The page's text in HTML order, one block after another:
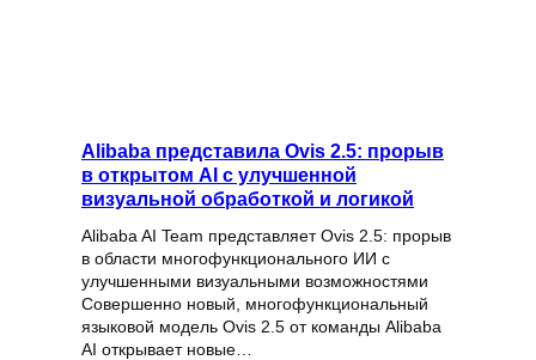
Alibaba представила Ovis 2.5: прорыв
в открытом AI с улучшенной
визуальной обработкой и логикой
Alibaba AI Team представляет Ovis 2.5: прорыв
в области многофункционального ИИ с
улучшенными визуальными возможностями
Совершенно новый, многофункциональный
языковой модель Ovis 2.5 от команды Alibaba
AI открывает новые…